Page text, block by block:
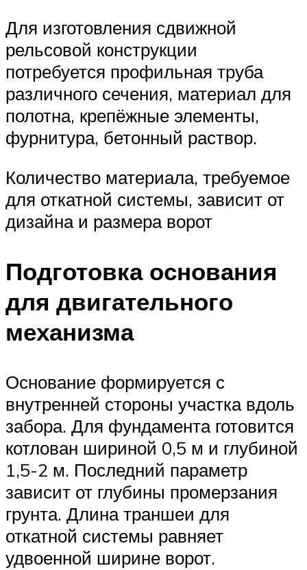
Для изготовления сдвижной
рельсовой конструкции
потребуется профильная труба
различного сечения, материал для
полотна, крепёжные элементы,
фурнитура, бетонный раствор.
Количество материала, требуемое
для откатной системы, зависит от
дизайна и размера ворот
Подготовка основания
для двигательного
механизма
Основание формируется с
внутренней стороны участка вдоль
забора. Для фундамента готовится
котлован шириной 0,5 м и глубиной
1,5-2 м. Последний параметр
зависит от глубины промерзания
грунта. Длина траншеи для
откатной системы равняет
удвоенной ширине ворот.